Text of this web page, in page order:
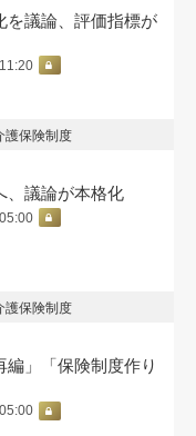
を議論、評価指標が
護保険制度
、議論が本格化
護保険制度
編」「保険制度作り